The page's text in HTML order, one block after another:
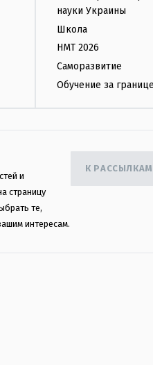
науки Украины
Школа
НМТ 2026
Саморазвитие
Обучение за
и
страницу
те,
интересам.
К РАССЫЛКАМ